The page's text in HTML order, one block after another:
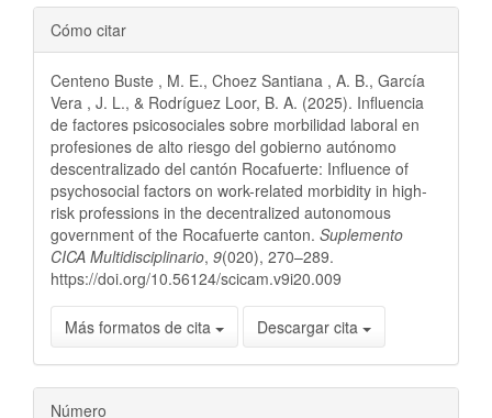
Detalles
del
artículo
Cómo citar
Centeno Buste , M. E., Choez Santiana , A. B., García
Vera , J. L., & Rodríguez Loor, B. A. (2025). Influencia
de factores psicosociales sobre morbilidad laboral en
profesiones de alto riesgo del gobierno autónomo
descentralizado del cantón Rocafuerte: Influence of
psychosocial factors on work-related morbidity in high-
risk professions in the decentralized autonomous
government of the Rocafuerte canton. Suplemento
CICA Multidisciplinario, 9(020), 270–289.
https://doi.org/10.56124/scicam.v9i20.009
Más formatos de cita Descargar cita
Número